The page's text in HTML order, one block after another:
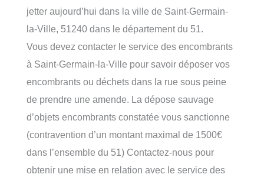
jetter aujourd’hui dans la ville de Saint-Germain-
la-Ville, 51240 dans le département du 51.
Vous devez contacter le service des encombrants
à Saint-Germain-la-Ville pour savoir déposer vos
encombrants ou déchets dans la rue sous peine
de prendre une amende. La dépose sauvage
d’objets encombrants constatée vous sanctionne
(contravention d’un montant maximal de 1500€
dans l’ensemble du 51) Contactez-nous pour
obtenir une mise en relation avec le service des